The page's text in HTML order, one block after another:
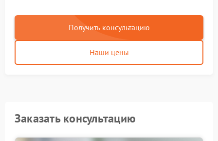
Получить консультацию
Наши цены
Заказать консультацию